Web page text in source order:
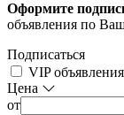
Оформите
объявления по
Подписаться
VIP объявления
Цена
от